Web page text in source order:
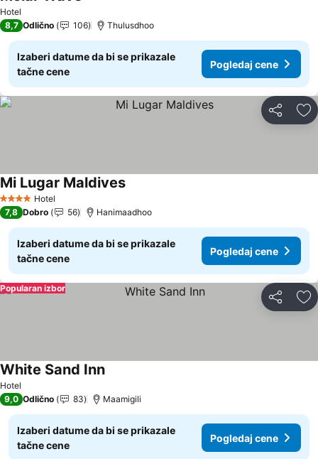
Hotel
8,7 Odlično 106 Thulusdhoo
Izaberi datume da bi se prikazale
tačne cene
Pogledaj cene
Deli
4 ZvezdiceHotel
Mi Lugar Maldives
7,8 Dobro 56 Hanimaadhoo
Izaberi datume da bi se prikazale
tačne cene
Pogledaj cene
Deli
Popularan izbor
Hotel
White Sand Inn
9,0 Odlično 83 Maamigili
Izaberi datume da bi se prikazale
tačne cene
Pogledaj cene